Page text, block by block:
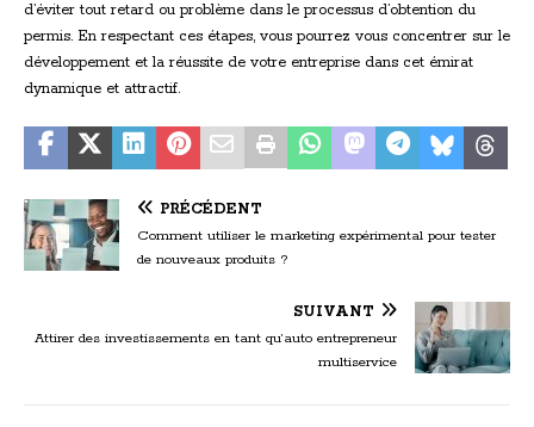
d’éviter tout retard ou problème dans le processus d’obtention du
permis. En respectant ces étapes, vous pourrez vous concentrer sur le
développement et la réussite de votre entreprise dans cet émirat
dynamique et attractif.
PRÉCÉDENT
Comment utiliser le marketing expérimental pour tester
de nouveaux produits ?
SUIVANT
Attirer des investissements en tant qu’auto entrepreneur
multiservice